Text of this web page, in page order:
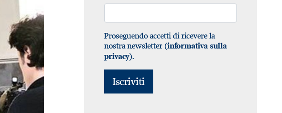
Proseguendo accetti di ricevere la
nostra newsletter (informativa sulla
privacy).